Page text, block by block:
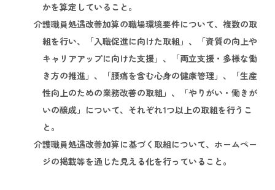
かを算定していること。
介護職員処遇改善加算の職場環境要件について、複数の取
組を行い、「入職促進に向けた取組」、「資質の向上や
キャリアアップに向けた支援」、「両立支援・多様な働
き方の推進」、「腰痛を含む心身の健康管理」、「生産
性向上のための業務改善の取組」、「やりがい・働きが
いの醸成」について、それぞれ1つ以上の取組を行うこ
と。
介護職員処遇改善加算に基づく取組について、ホームペー
ジの掲載等を通じた見える化を行っていること。